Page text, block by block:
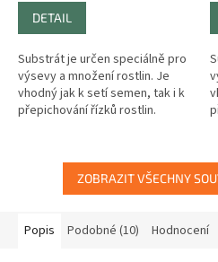
DETAIL
Substrát je určen speciálně pro
výsevy a množení rostlin. Je
vhodný jak k setí semen, tak i k
přepichování řízků rostlin.
ZOBRAZIT VŠECHNY
Popis Podobné (10) Hodnocení